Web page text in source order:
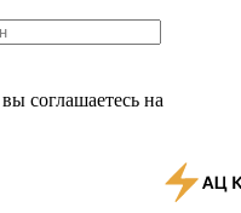
соглашаетесь на